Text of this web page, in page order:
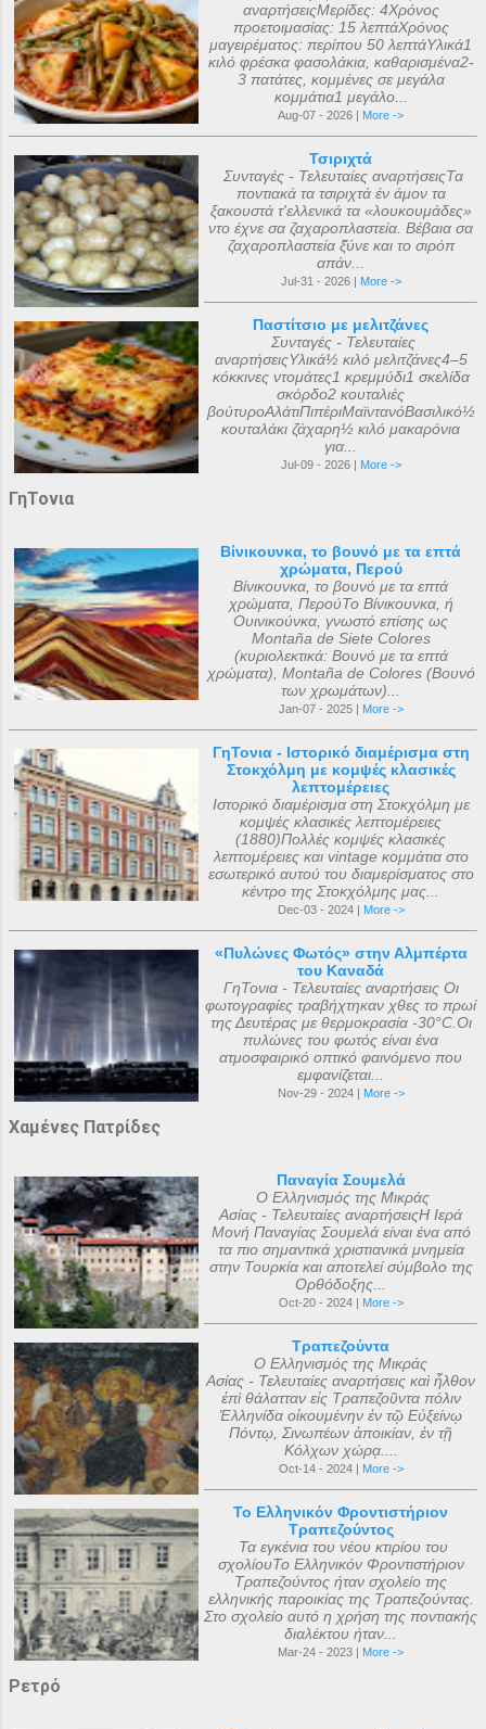
αναρτήσειςΜερίδες: 4Χρόνος
προετοιμασίας: 15 λεπτάΧρόνος
μαγειρέματος: περίπου 50 λεπτάΥλικά1
κιλό φρέσκα φασολάκια, καθαρισμένα2-
3 πατάτες, κομμένες σε μεγάλα
κομμάτια1 μεγάλο...
Aug-07 - 2026 | More ->
Τσιριχτά
Συνταγές - Τελευταίες αναρτήσειςΤα
ποντιακά τα τσιριχτά έν άμον τα
ξακουστά τ'ελλενικά τα «λουκουμάδες»
ντο έχνε σα ζαχαροπλαστεία. Βέβαια σα
ζαχαροπλαστεία ξ̌ύνε και το σιρόπ
απάν...
Jul-31 - 2026 | More ->
Παστίτσιο με μελιτζάνες
Συνταγές - Τελευταίες
αναρτήσειςΥλικά½ κιλό μελιτζάνες4–5
κόκκινες ντομάτες1 κρεμμύδι1 σκελίδα
σκόρδο2 κουταλιές
βούτυροΑλάτιΠιπέριΜαϊντανόΒασιλικό½
κουταλάκι ζάχαρη½ κιλό μακαρόνια
για...
Jul-09 - 2026 | More ->
ΓηΤονια
Βίνικουνκα, το βουνό με τα επτά
χρώματα, Περού
Βίνικουνκα, το βουνό με τα επτά
χρώματα, ΠερούΤο Βίνικουνκα, ή
Ουινικούνκα, γνωστό επίσης ως
Montaña de Siete Colores
(κυριολεκτικά: Βουνό με τα επτά
χρώματα), Montaña de Colores (Βουνό
των χρωμάτων)...
Jan-07 - 2025 | More ->
ΓηΤονια - Ιστορικό διαμέρισμα στη
Στοκχόλμη με κομψές κλασικές
λεπτομέρειες
Ιστορικό διαμέρισμα στη Στοκχόλμη με
κομψές κλασικές λεπτομέρειες
(1880)Πολλές κομψές κλασικές
λεπτομέρειες και vintage κομμάτια στο
εσωτερικό αυτού του διαμερίσματος στο
κέντρο της Στοκχόλμης μας...
Dec-03 - 2024 | More ->
«Πυλώνες Φωτός» στην Αλμπέρτα
του Καναδά
ΓηΤονια - Τελευταίες αναρτήσεις Οι
φωτογραφίες τραβήχτηκαν χθες το πρωί
της Δευτέρας με θερμοκρασία -30°C.Οι
πυλώνες του φωτός είναι ένα
ατμοσφαιρικό οπτικό φαινόμενο που
εμφανίζεται...
Nov-29 - 2024 | More ->
Χαμένες Πατρίδες
Παναγία Σουμελά
Ο Ελληνισμός της Μικράς
Ασίας - Τελευταίες αναρτήσειςΗ Ιερά
Μονή Παναγίας Σουμελά είναι ένα από
τα πιο σημαντικά χριστιανικά μνημεία
στην Τουρκία και αποτελεί σύμβολο της
Ορθόδοξης...
Oct-20 - 2024 | More ->
Τραπεζούντα
Ο Ελληνισμός της Μικράς
Ασίας - Τελευταίες αναρτήσεις καὶ ἦλθον
ἐπὶ θάλατταν εἰς Τραπεζοῦντα πόλιν
Ἑλληνίδα οἰκουμένην ἐν τῷ Εὐξείνῳ
Πόντῳ, Σινωπέων ἀποικίαν, ἐν τῇ
Κόλχων χώρᾳ....
Oct-14 - 2024 | More ->
Το Ελληνικόν Φροντιστήριον
Τραπεζούντος
Τα εγκένια του νέου κτιρίου του
σχολίουΤο Ελληνικόν Φροντιστήριον
Τραπεζούντος ήταν σχολείο της
ελληνικής παροικίας της Τραπεζούντας.
Στο σχολείο αυτό η χρήση της ποντιακής
διαλέκτου ήταν...
Mar-24 - 2023 | More ->
Ρετρό